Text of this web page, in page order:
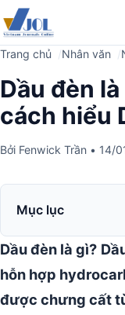
Trang chủ Nhân văn
Dầu đèn
cách hiểu
Bởi Fenwick Trần • 14/
Mục lục
Dầu đèn là gì?
hỗn hợp
được chưng cất